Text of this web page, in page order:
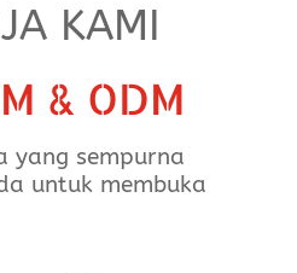
KAMI
& ODM
yang sempurna
untuk membuka